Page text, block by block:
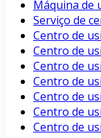
Máquina de
Serviço de
Centro de
Centro de
Centro de
Centro de
Centro de
Centro de
Centro de